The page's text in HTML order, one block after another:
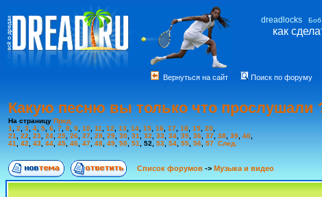
dreadlocks
как
Вернуться на сайт Поиск по форуму
Какую песню вы только что прослушали
На страницу Пред.
1
2 3 4 5 6 7 8 9 10 11 12 13 14 15 16 17 18 19 20
21
22 23 24 25 26 27 28 29 30 31 32 33 34 35 36 37 38 39 40
41
42 43 44 45 46 47 48 49 50 51 52 53 54 55 56 57 След.
Список форумов -> Музыка и видео